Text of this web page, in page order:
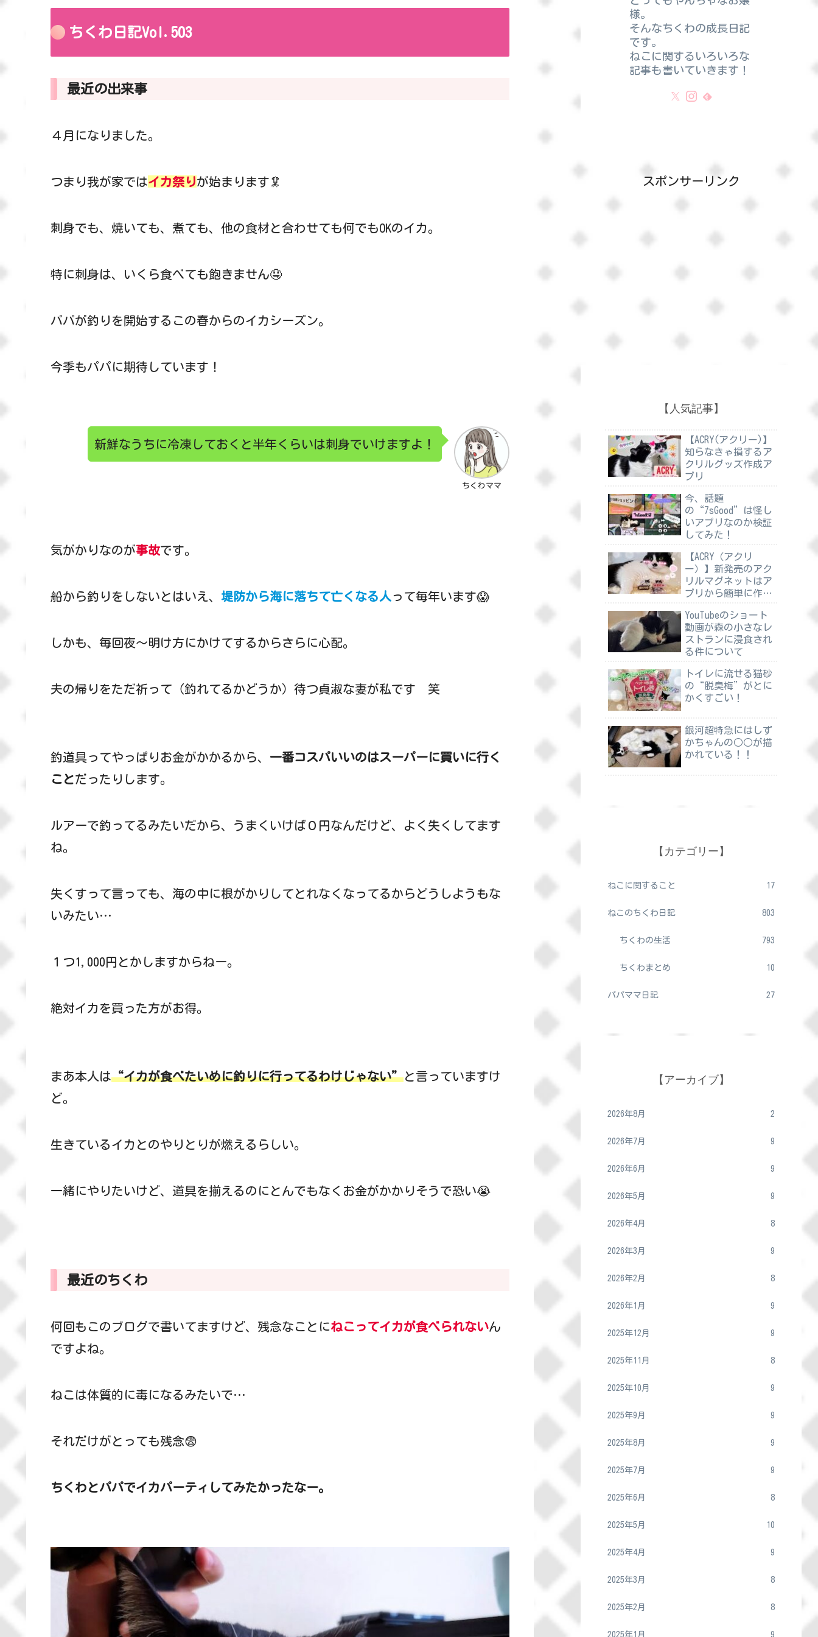
ちくわ日記Vol.503
最近の出来事
４月になりました。
つまり我が家ではイカ祭りが始まります🦑
刺身でも、焼いても、煮ても、他の食材と合わせても何でもOKのイカ。
特に刺身は、いくら食べても飽きません🤤
パパが釣りを開始するこの春からのイカシーズン。
今季もパパに期待しています！
ちくわママ
新鮮なうちに冷凍しておくと半年くらいは刺身でいけますよ！
気がかりなのが事故です。
船から釣りをしないとはいえ、 堤防から海に落ちて亡くなる人 って毎年います😱
しかも、毎回夜～明け方にかけてするからさらに心配。
夫の帰りをただ祈って（釣れてるかどうか）待つ貞淑な妻が私です 笑
釣道具ってやっぱりお金がかかるから、 一番コスパいいのはスーパーに買いに行く
ことだったりします。
ルアーで釣ってるみたいだから、うまくいけば０円なんだけど、よく失くしてます
ね。
失くすって言っても、海の中に根がかりしてとれなくなってるからどうしようもな
いみたい…
１つ1,000円とかしますからねー。
絶対イカを買った方がお得。
まあ本人は“イカが食べたいめに釣りに行ってるわけじゃない”と言っていますけ
ど。
生きているイカとのやりとりが燃えるらしい。
一緒にやりたいけど、道具を揃えるのにとんでもなくお金がかかりそうで恐い😭
最近のちくわ
何回もこのブログで書いてますけど、残念なことにねこってイカが食べられないん
ですよね。
ねこは体質的に毒になるみたいで…
それだけがとっても残念😨
ちくわとパパでイカパーティしてみたかったなー。
様。
そんなちくわの成長日記
です。
ねこに関するいろいろな
記事も書いていきます！
スポンサーリンク
【人気記事】
【ACRY(アクリー)】
知らなきゃ損するア
クリルグッズ作成ア
プリ
今、話題
の“7sGood”は怪し
いアプリなのか検証
してみた！
【ACRY（アクリ
ー）】新発売のアク
リルマグネットはア
プリから簡単に作れ
YouTubeのショート
動画が森の小さなレ
ストランに浸食され
る件について
トイレに流せる猫砂
の“脱臭梅”がとに
かくすごい！
銀河超特急にはしず
かちゃんの○○が描
かれている！！
【カテゴリー】
ねこに関すること 17
ねこのちくわ日記 803
ちくわの生活 793
ちくわまとめ 10
パパママ日記 27
【アーカイブ】
2026年8月 2
2026年7月 9
2026年6月 9
2026年5月 9
2026年4月 8
2026年3月 9
2026年2月 8
2026年1月 9
2025年12月 9
2025年11月 8
2025年10月 9
2025年9月 9
2025年8月 9
2025年7月 9
2025年6月 8
2025年5月 10
2025年4月 9
2025年3月 8
2025年2月 8
2025年1月 9